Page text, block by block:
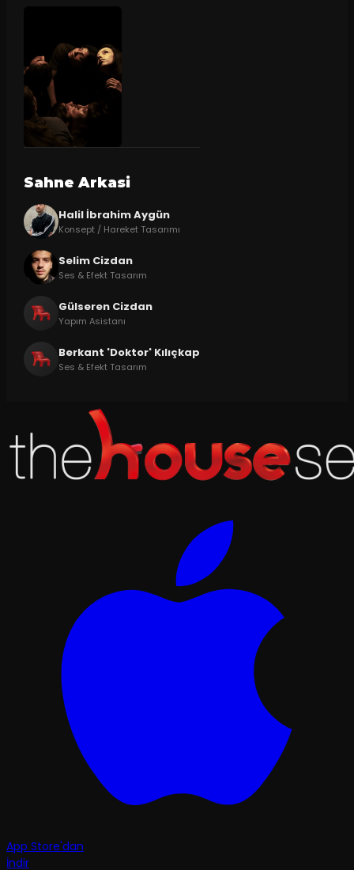
Sahne Arkasi
Halil İbrahim Aygün
Konsept / Hareket Tasarımı
Selim Cizdan
Ses & Efekt Tasarım
Gülseren Cizdan
Yapım Asistanı
Berkant 'Doktor' Kılıçkap
Ses & Efekt Tasarım
App Store'dan
İndir